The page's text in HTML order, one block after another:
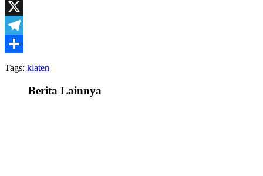
Facebook
X
Telegram
Share
Tags: klaten
Berita Lainnya